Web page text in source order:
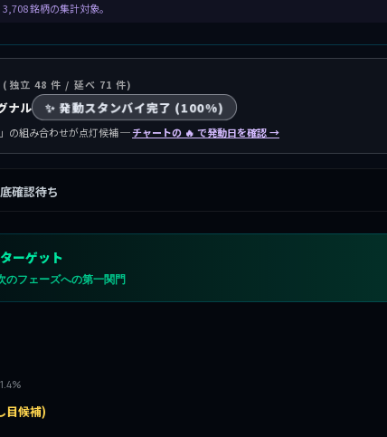
銘柄の集計対象。
(独立 48 件 / 延べ 71 件)
ナル ✨ 発動スタンバイ完了 (100%)
」の組み合わせが点灯候補 ─チャートの 🔥 で発動日を確認 →
確認待ち
ーゲット
のフェーズへの第一関門
目候補)